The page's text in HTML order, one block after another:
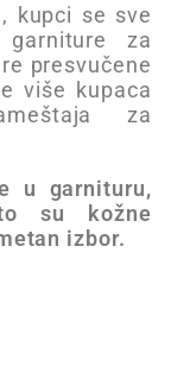
kupci se sve
za
presvučene
više kupaca
za
u garnituru,
su kožne
izbor.